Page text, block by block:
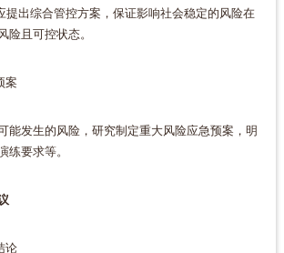
提出综合管控方案，保证影响社会稳定的风险在
险且可控状态。
案
能发生的风险，研究制定重大风险应急预案，明
练要求等。
论